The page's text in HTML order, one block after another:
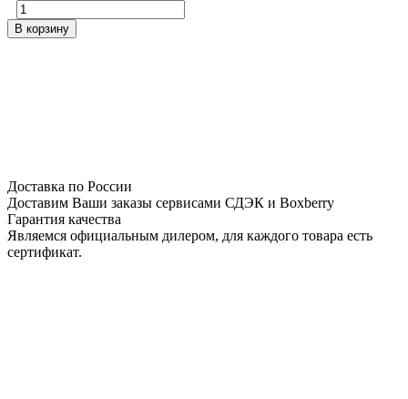
В корзину
Доставка по России
Доставим Ваши заказы сервисами СДЭК и Boxberry
Гарантия качества
Являемся официальным дилером, для каждого товара есть
сертификат.